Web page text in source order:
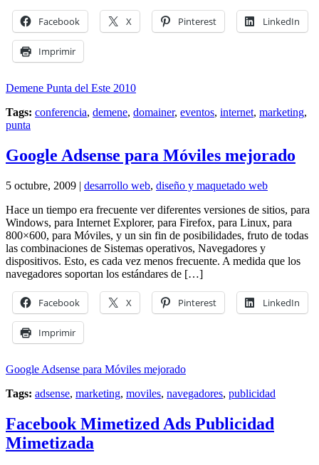
Facebook X Pinterest LinkedIn
Imprimir
Demene Punta del Este 2010
Tags: conferencia, demene, domainer, eventos, internet, marketing,
punta
Google Adsense para Móviles mejorado
5 octubre, 2009 | desarrollo web, diseño y maquetado web
Hace un tiempo era frecuente ver diferentes versiones de sitios, para
Windows, para Internet Explorer, para Firefox, para Linux, para
800×600, para Móviles, y un sin fin de posibilidades, fruto de todas
las combinaciones de Sistemas operativos, Navegadores y
dispositivos. Esto, es cada vez menos frecuente. A medida que los
navegadores soportan los estándares de […]
Facebook X Pinterest LinkedIn
Imprimir
Google Adsense para Móviles mejorado
Tags: adsense, marketing, moviles, navegadores, publicidad
Facebook Mimetized Ads Publicidad
Mimetizada